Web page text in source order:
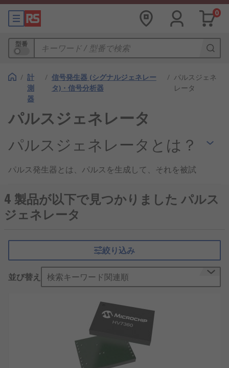
0
型番
/ 計
測
器
/ 信号発生器 (シグナルジェネレー
タ)・信号分析器
/ パルスジェネ
レータ
パルスジェネレータ
パルスジェネレータとは？
パルス発生器とは、パルスを生成して、それを被試
器です。パルス発生器は、さまざまな電子的用途で
使用するパルスを提供するのに使用します。ほとん
どの製品は電圧源ですが、電流パルス発生器もあり
デジタル遅延バルス発生器としても機能するパルス
発生器は、被試験装置にパルスを送り込むことに加
え、刺激信号又はクロック信号として使用すること
もできます。たとえば、デジタル遅延パルス発生器
として動作するパルス発生器を使用して、
、又は光学部品を駆動すること
パルス発生器の出力は、アナログ形式又はデジタル
形式で繰り返し電子信号を生成する電子装置である
4 製品が以下で見つかりました パルス
ジェネレータ
絞り込み
並び替え 検索キーワード関連順